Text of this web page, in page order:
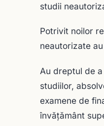
studii
Potrivit noilor
neautorizate
Au dreptul de
studiilor,
examene de
învăţământ